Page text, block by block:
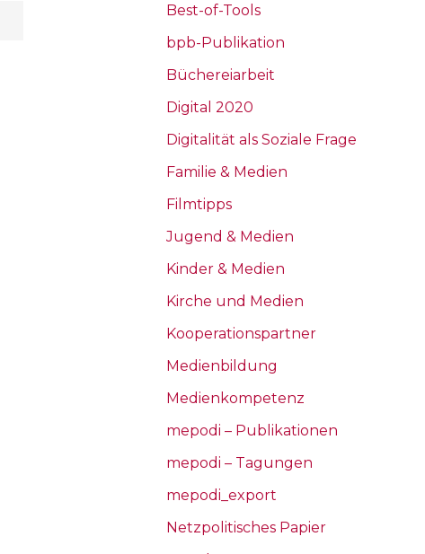
Best-of-Tools
bpb-Publikation
Büchereiarbeit
Digital 2020
Digitalität als Soziale Frage
Familie & Medien
Filmtipps
Jugend & Medien
Kinder & Medien
Kirche und Medien
Kooperationspartner
Medienbildung
Medienkompetenz
mepodi – Publikationen
mepodi – Tagungen
mepodi_export
Netzpolitisches Papier